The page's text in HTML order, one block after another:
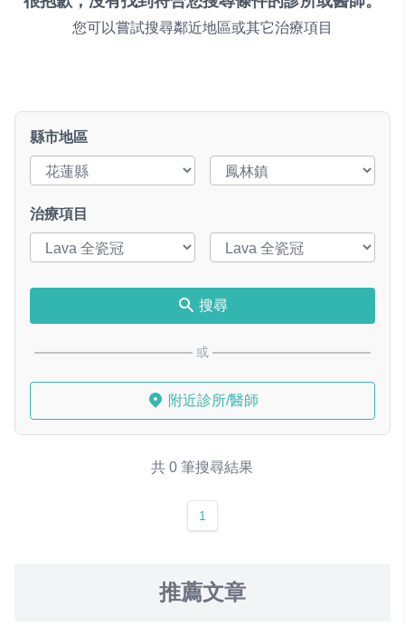
您可以嘗試搜尋鄰近地區或其它治療項目
縣市地區
治療項目
搜尋
或
附近診所/醫師
共 0 筆搜尋結果
1
推薦文章